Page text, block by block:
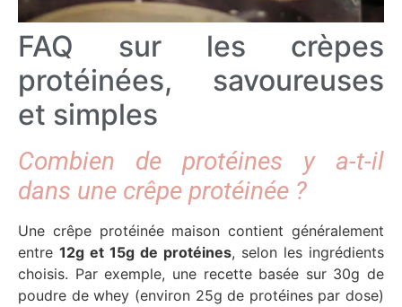
FAQ sur les crèpes
protéinées, savoureuses
et simples
Combien de protéines y a-t-il
dans une crêpe protéinée ?
Une crêpe protéinée maison contient généralement
entre 12g et 15g de protéines, selon les ingrédients
choisis. Par exemple, une recette basée sur 30g de
poudre de whey (environ 25g de protéines par dose)